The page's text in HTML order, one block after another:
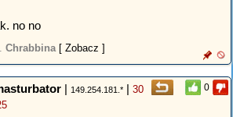
no no
Chrabbina [ Zobacz ]
0
| 149.254.181.* | 30